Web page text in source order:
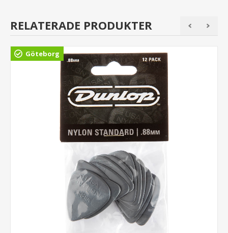
RELATERADE PRODUKTER
Göteborg